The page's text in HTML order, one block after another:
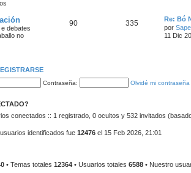
debates
no
90 335
Re: Bó
por
11 Dic
Contraseña: Olvidé mi contraseña
conectados :: 1 registrado, 0 ocultos y 532 invitados
identificados fue 12476 el 15 Feb 2026, 21:01
• Temas totales 12364 • Usuarios totales 6588 • Nuestro